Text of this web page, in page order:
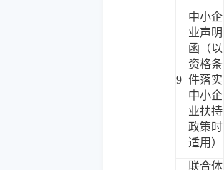
9
中小企
业声明
函（以
资格条
件落实
中小企
业扶持
政策时
适用）
联合体